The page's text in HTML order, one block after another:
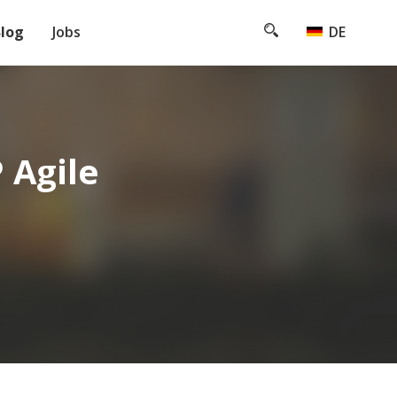
Jobs DE
Agile